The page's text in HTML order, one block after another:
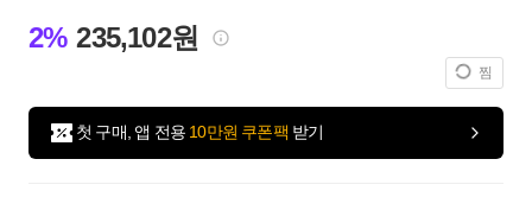
2% 235,102원
찜
첫 구매, 앱 전용 10만원 쿠폰팩 받기